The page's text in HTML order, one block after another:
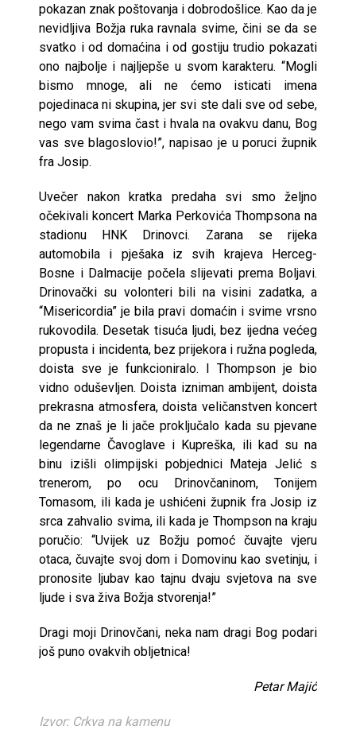
pokazan znak poštovanja i dobrodošlice. Kao da je
nevidljiva Božja ruka ravnala svime, čini se da se
svatko i od domaćina i od gostiju trudio pokazati
ono najbolje i najljepše u svom karakteru. “Mogli
bismo mnoge, ali ne ćemo isticati imena
pojedinaca ni skupina, jer svi ste dali sve od sebe,
nego vam svima čast i hvala na ovakvu danu, Bog
vas sve blagoslovio!”, napisao je u poruci župnik
fra Josip.
Uvečer nakon kratka predaha svi smo željno
očekivali koncert Marka Perkovića Thompsona na
stadionu HNK Drinovci. Zarana se rijeka
automobila i pješaka iz svih krajeva Herceg-
Bosne i Dalmacije počela slijevati prema Boljavi.
Drinovački su volonteri bili na visini zadatka, a
“Misericordia” je bila pravi domaćin i svime vrsno
rukovodila. Desetak tisuća ljudi, bez ijedna većeg
propusta i incidenta, bez prijekora i ružna pogleda,
doista sve je funkcioniralo. I Thompson je bio
vidno oduševljen. Doista izniman ambijent, doista
prekrasna atmosfera, doista veličanstven koncert
da ne znaš je li jače proključalo kada su pjevane
legendarne Čavoglave i Kupreška, ili kad su na
binu izišli olimpijski pobjednici Mateja Jelić s
trenerom, po ocu Drinovčaninom, Tonijem
Tomasom, ili kada je ushićeni župnik fra Josip iz
srca zahvalio svima, ili kada je Thompson na kraju
poručio: “Uvijek uz Božju pomoć čuvajte vjeru
otaca, čuvajte svoj dom i Domovinu kao svetinju, i
pronosite ljubav kao tajnu dvaju svjetova na sve
ljude i sva živa Božja stvorenja!”
Dragi moji Drinovčani, neka nam dragi Bog podari
još puno ovakvih obljetnica!
Petar Majić
Izvor: Crkva na kamenu